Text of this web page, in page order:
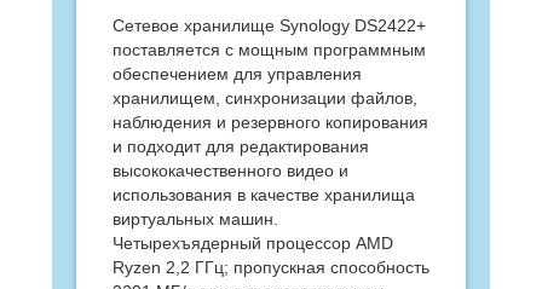
Сетевое хранилище Synology DS2422+
поставляется с мощным программным
обеспечением для управления
хранилищем, синхронизации файлов,
наблюдения и резервного копирования
и подходит для редактирования
высококачественного видео и
использования в качестве хранилища
виртуальных машин.
Четырехъядерный процессор AMD
Ryzen 2,2 ГГц; пропускная способность